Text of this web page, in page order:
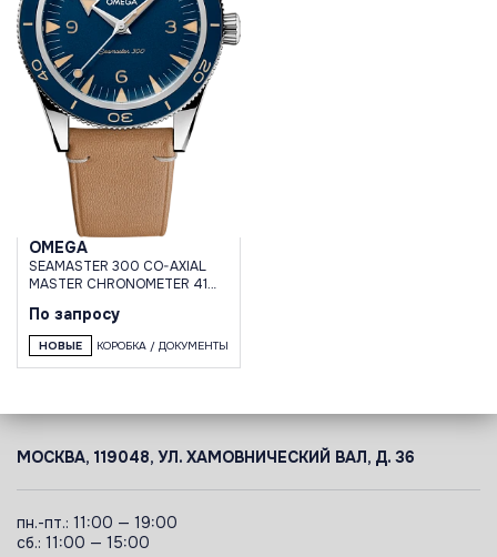
OMEGA
SEAMASTER 300 CO-AXIAL
MASTER CHRONOMETER 41
По запросу
НОВЫЕ КОРОБКА / ДОКУМЕНТЫ
МОСКВА, 119048, УЛ. ХАМОВНИЧЕСКИЙ ВАЛ, Д. 36
пн.-пт.: 11:00 — 19:00
сб.: 11:00 — 15:00